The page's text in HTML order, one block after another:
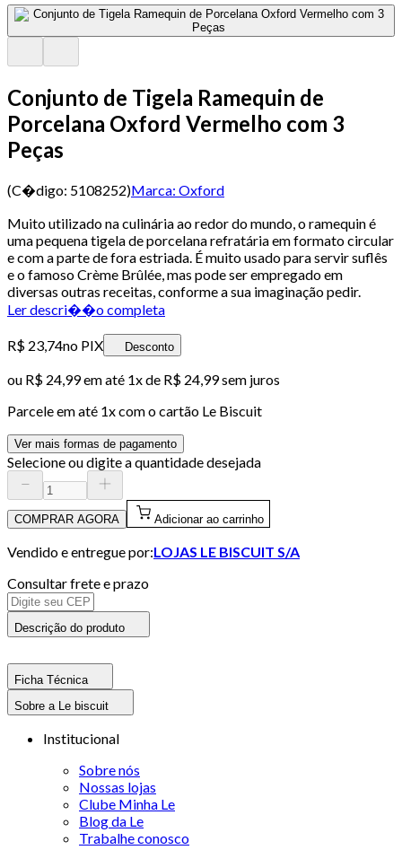
Conjunto de Tigela Ramequin de
Porcelana Oxford Vermelho com 3
Peças
(C�digo: 5108252)Marca: Oxford
Muito utilizado na culinária ao redor do mundo, o ramequin é
uma pequena tigela de porcelana refratária em formato circular
e com a parte de fora estriada. É muito usado para servir suflês
e o famoso Crème Brûlée, mas pode ser empregado em
diversas outras receitas, conforme a sua imaginação pedir.
Ler descri��o completa
R$ 23,74no PIX Desconto
ou R$ 24,99em até 1x de R$ 24,99sem juros
Parcele em até 1x com o cartão Le Biscuit
Ver mais formas de pagamento
Selecione ou digite a quantidade desejada
COMPRAR AGORA Adicionar ao carrinho
Vendido e entregue por:LOJAS LE BISCUIT S/A
Consultar frete e prazo
Descrição do produto
Ficha Técnica
Sobre a Le biscuit
Institucional
Sobre nós
Nossas lojas
Clube Minha Le
Blog da Le
Trabalhe conosco